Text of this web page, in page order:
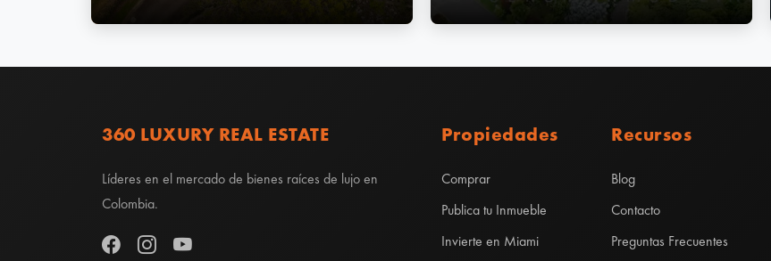
360 LUXURY REAL ESTATE
Líderes en el mercado de bienes raíces de lujo en
Colombia.
Propiedades
Comprar
Publica tu Inmueble
Invierte en Miami
Recursos
Blog
Contacto
Preguntas Frecuentes